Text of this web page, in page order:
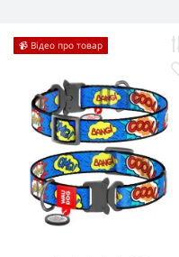
📹 Відео про товар